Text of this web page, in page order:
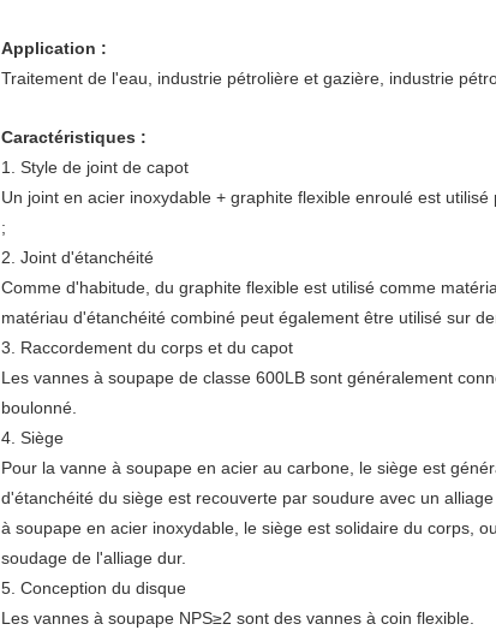
Application :
Traitement de l'eau, industrie pétrolière et gazière, industrie
Caractéristiques :
1. Style de joint de capot
Un joint en acier inoxydable + graphite flexible enroulé est
;
2. Joint d'étanchéité
Comme d'habitude, du graphite flexible est utilisé comme
matériau d'étanchéité combiné peut également être utilisé sur
3. Raccordement du corps et du capot
Les vannes à soupape de classe 600LB sont généralement
boulonné.
4. Siège
Pour la vanne à soupape en acier au carbone, le siège est
d'étanchéité du siège est recouverte par soudure avec un
à soupape en acier inoxydable, le siège est solidaire du corps,
soudage de l'alliage dur.
5. Conception du disque
Les vannes à soupape NPS≥2 sont des vannes à coin flexible.